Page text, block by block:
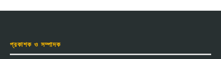
প্রকাশক ও সম্পাদক